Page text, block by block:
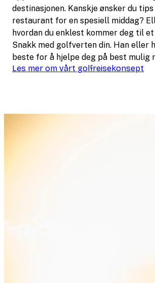
destinasjonen. Kanskje ønsker du
restaurant for en spesiell middag?
hvordan du enklest kommer deg til
Snakk med golfverten din. Han eller
beste for å hjelpe deg på best mulig
Les mer om vårt golfreisekonsept